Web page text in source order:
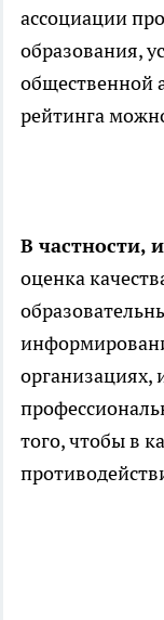
ассоциации
образования,
общественной
рейтинга
В частности,
оценка
того, чтобы в